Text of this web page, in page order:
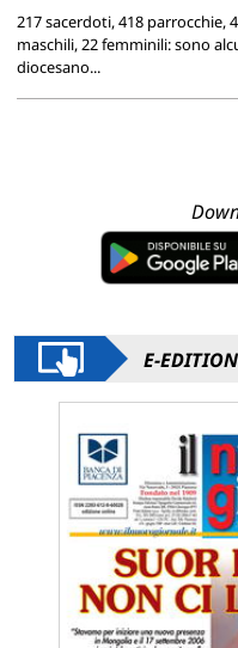
217 sacerdoti, 418 parrocchie,
maschili, 22 femminili: sono
diocesano...
E-EDITION